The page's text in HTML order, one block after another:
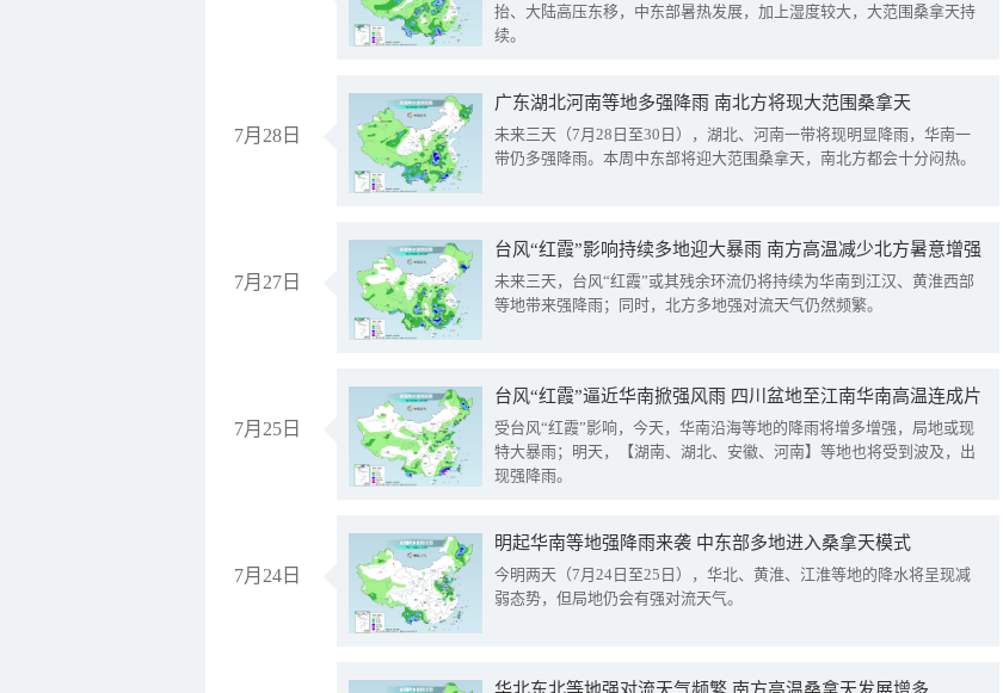
抬、大陆高压东移，中东部暑热发展，加上湿度较大，大范围桑拿天持
续。
7月28日
广东湖北河南等地多强降雨 南北方将现大范围桑拿天
未来三天（7月28日至30日），湖北、河南一带将现明显降雨，华南一
带仍多强降雨。本周中东部将迎大范围桑拿天，南北方都会十分闷热。
7月27日
台风“红霞”影响持续多地迎大暴雨 南方高温减少北方暑意增强
未来三天，台风“红霞”或其残余环流仍将持续为华南到江汉、黄淮西部
等地带来强降雨；同时，北方多地强对流天气仍然频繁。
7月25日
台风“红霞”逼近华南掀强风雨 四川盆地至江南华南高温连成片
受台风“红霞”影响，今天，华南沿海等地的降雨将增多增强，局地或现
特大暴雨；明天，【湖南、湖北、安徽、河南】等地也将受到波及，出
现强降雨。
7月24日
明起华南等地强降雨来袭 中东部多地进入桑拿天模式
今明两天（7月24日至25日），华北、黄淮、江淮等地的降水将呈现减
弱态势，但局地仍会有强对流天气。